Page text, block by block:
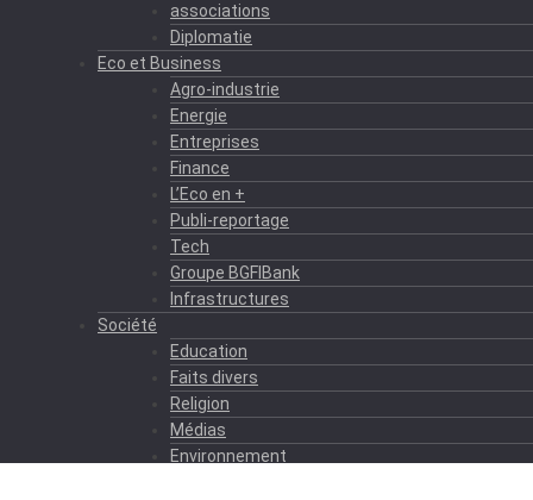
associations
Diplomatie
Eco et Business
Agro-industrie
Energie
Entreprises
Finance
L’Eco en +
Publi-reportage
Tech
Groupe BGFIBank
Infrastructures
Société
Education
Faits divers
Religion
Médias
Environnement